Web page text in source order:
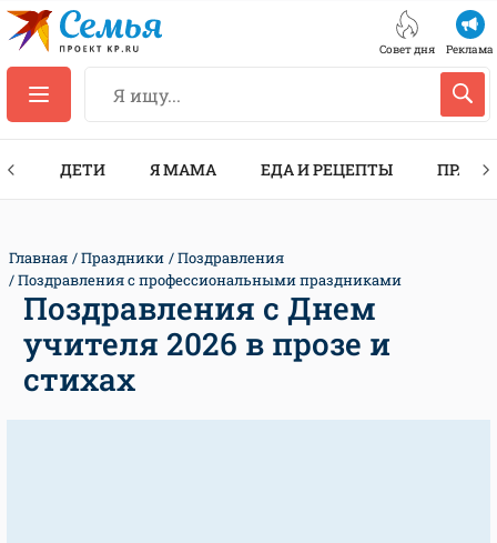
Совет дня Реклама
ДЕТИ Я МАМА ЕДА И РЕЦЕПТЫ
Главная Праздники
Поздравления
Поздравления с профессиональными праздниками
Поздравления с Днем
учителя 2026 в прозе и
стихах